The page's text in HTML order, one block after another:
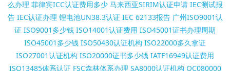
么办理 菲律宾ICC认证费用多少 马来西亚SIRIM认证申请 IEC测试报
告 IEC认证办理 锂电池UN38.3认证 IEC 62133报告 广州ISO9001认
证 ISO9001多少钱 ISO14001认证费用 ISO45001证书办理周期
ISO45001多少钱 ISO50430认证机构 ISO22000多久拿证
ISO27001认证机构 ISO20000证书多少钱 IATF16949认证费用
ISO13485体系认证 FSC森林体系办理 SA8000认证机构 QC080000